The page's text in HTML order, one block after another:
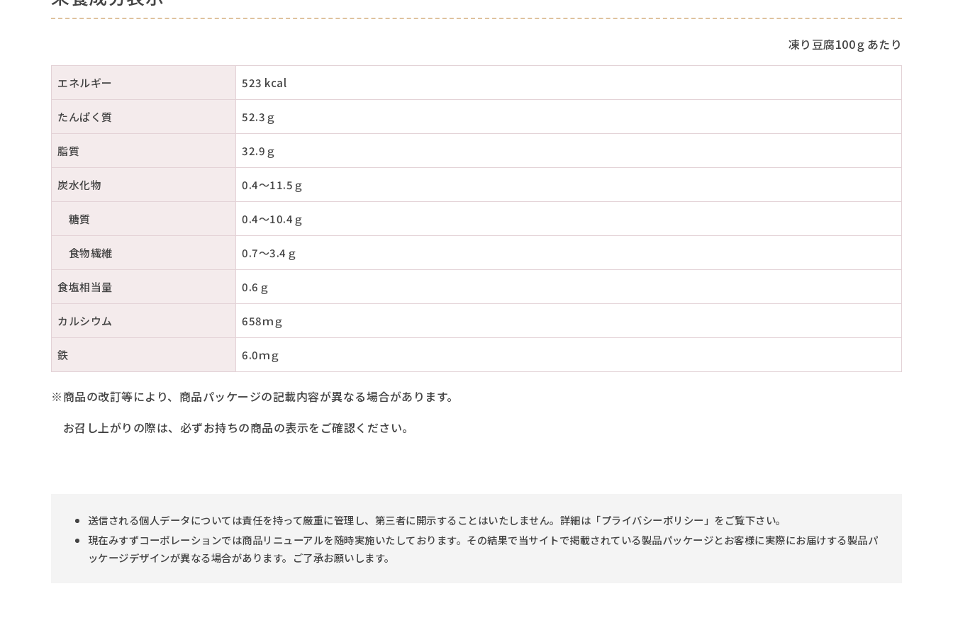
凍り豆腐100ｇあたり
エネルギー 523 kcal
たんぱく質 52.3ｇ
脂質 32.9ｇ
炭水化物 0.4～11.5ｇ
糖質 0.4～10.4ｇ
食物繊維 0.7～3.4ｇ
食塩相当量 0.6ｇ
カルシウム 658ｍｇ
鉄 6.0ｍｇ
※商品の改訂等により、商品パッケージの記載内容が異なる場合があります。
お召し上がりの際は、必ずお持ちの商品の表示をご確認ください。
送信される個人データについては責任を持って厳重に管理し、第三者に開示することはいたしません。詳細は「プライバシーポリシー」をご覧下さい。
現在みすずコーポレーションでは商品リニューアルを随時実施いたしております。その結果で当サイトで掲載されている製品パッケージとお客様に実際にお届けする製品パ
ッケージデザインが異なる場合があります。ご了承お願いします。